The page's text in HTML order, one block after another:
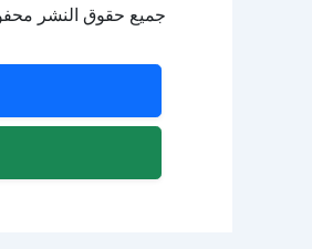
جميع حقوق النشر